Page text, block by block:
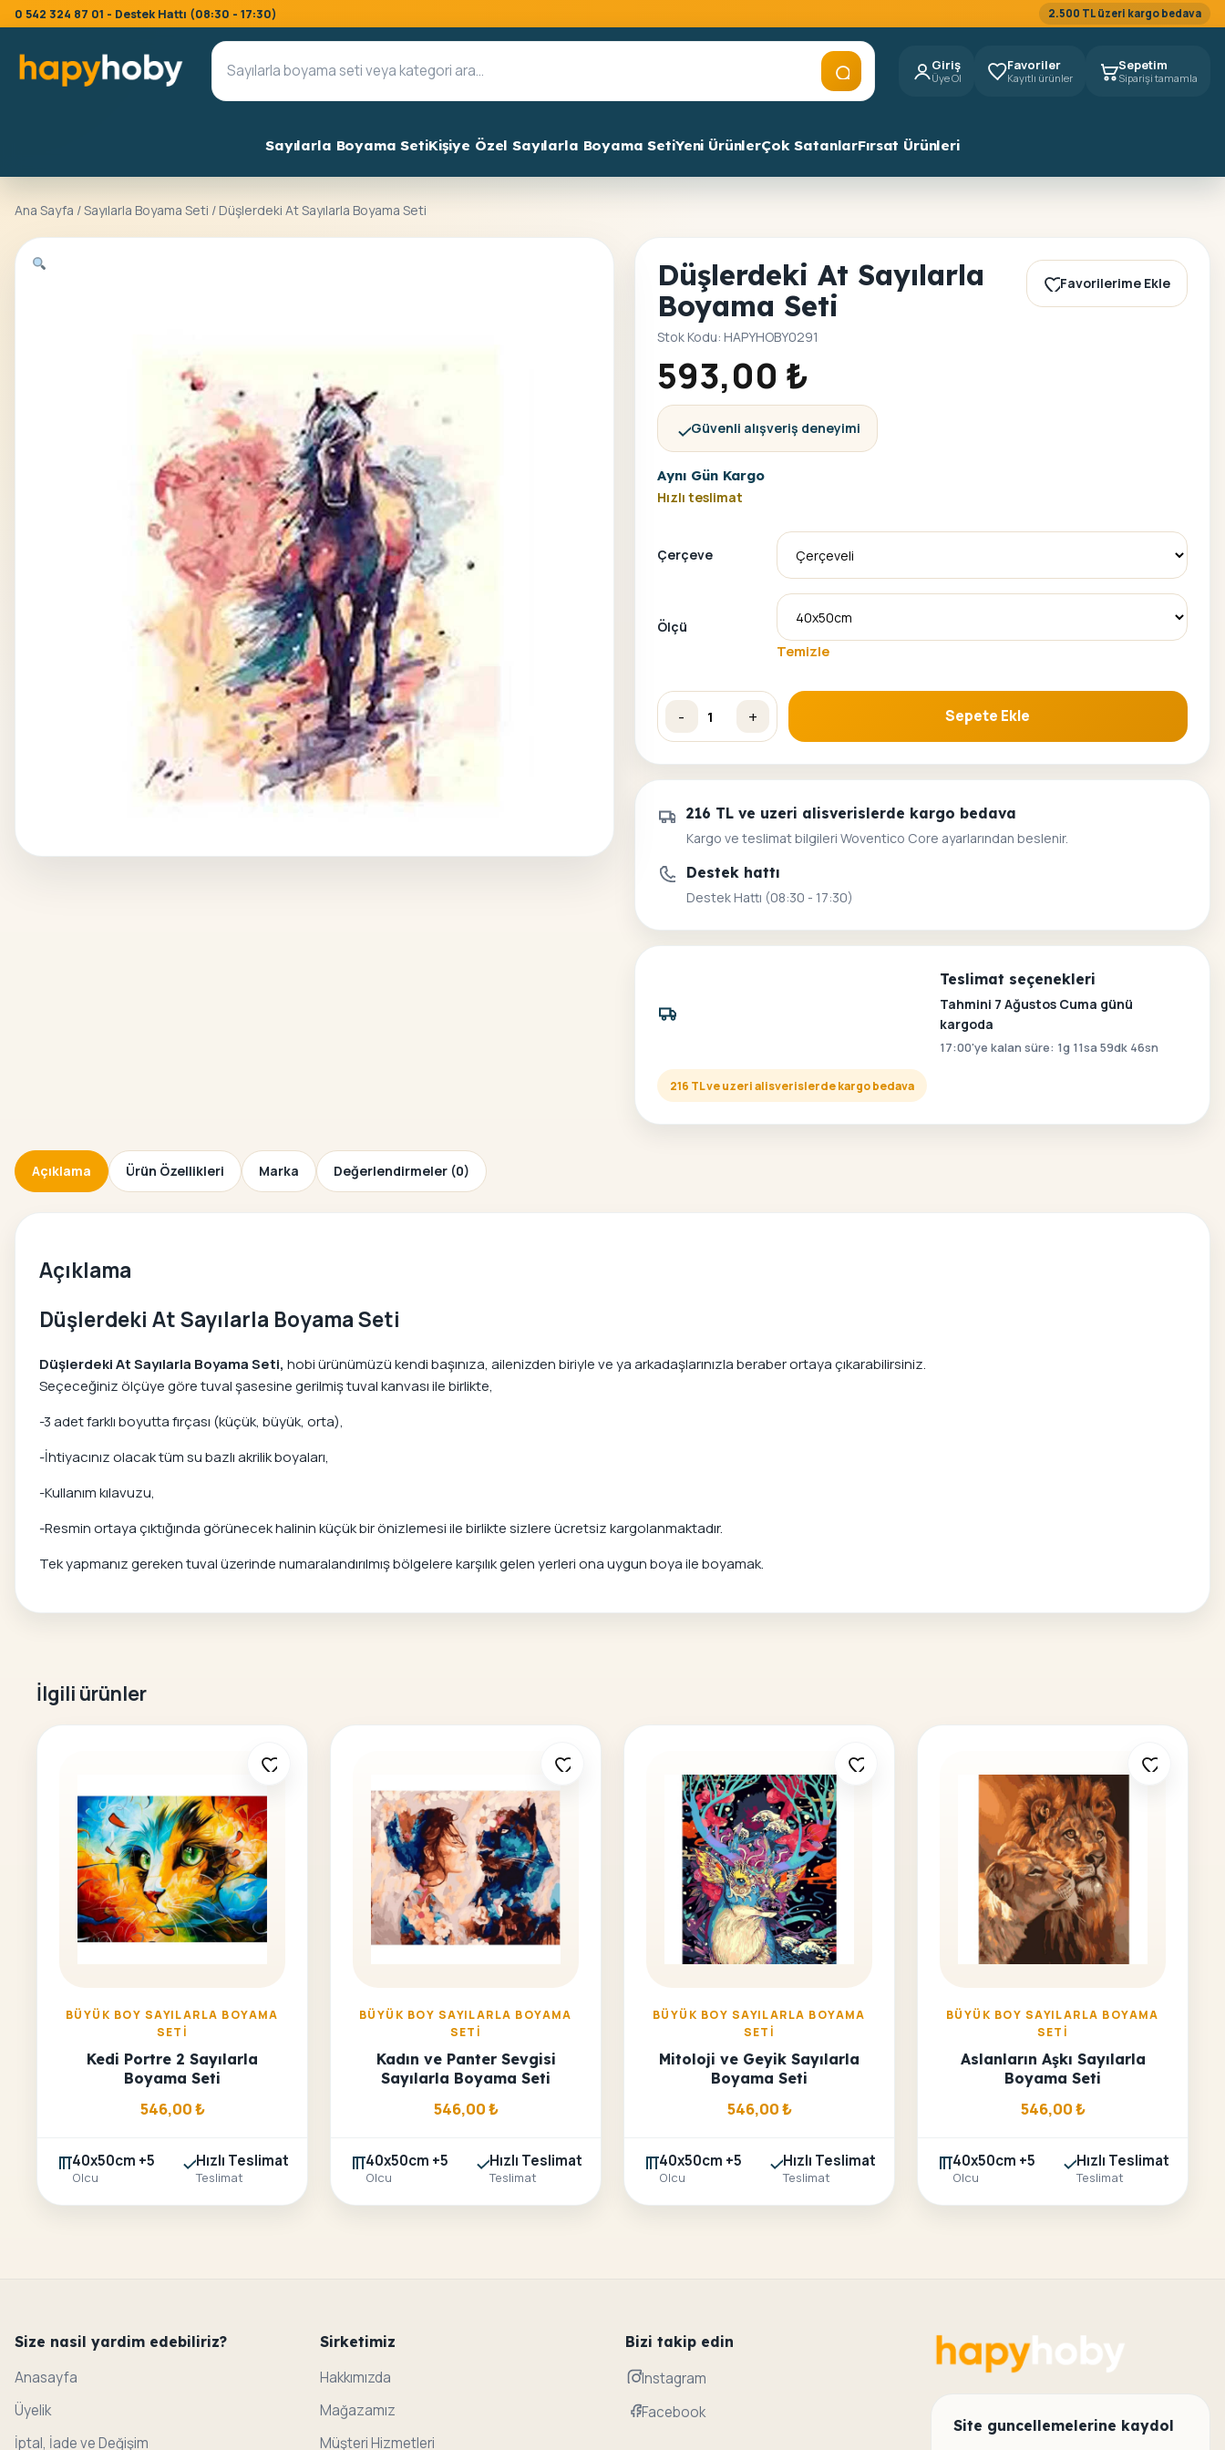
0 542 324 87 01 - Destek Hattı (08:30 - 17:30) 2.500 TL üzeri kargo bedava
Giriş
Üye Ol
Favoriler
Kayıtlı ürünler
Sepetim
Siparişi tamamla
Sayılarla Boyama SetiKişiye Özel Sayılarla Boyama SetiYeni ÜrünlerÇok SatanlarFırsat Ürünleri
Ana Sayfa /Sayılarla Boyama Seti / Düşlerdeki At Sayılarla Boyama Seti
Düşlerdeki At Sayılarla
Boyama Seti
Stok Kodu: HAPYHOBY0291
Favorilerime Ekle
593,00 ₺
Güvenli alışveriş deneyimi
Aynı Gün Kargo
Hızlı teslimat
Çerçeve
Ölçü
Temizle
-
Düşlerdeki At Sayılarla Boyama Seti adet
+ Sepete Ekle
216 TL ve uzeri alisverislerde kargo bedava
Kargo ve teslimat bilgileri Woventico Core ayarlarından beslenir.
Destek hattı
Destek Hattı (08:30 - 17:30)
Teslimat seçenekleri
Tahmini 7 Ağustos Cuma günü
kargoda
17:00'ye kalan süre: 1g 11sa 59dk 45sn
216 TL ve uzeri alisverislerde kargo bedava
Açıklama Ürün Özellikleri Marka Değerlendirmeler (0)
Açıklama
Düşlerdeki At Sayılarla Boyama Seti
Düşlerdeki At Sayılarla Boyama Seti, hobi ürünümüzü kendi başınıza, ailenizden biriyle ve ya arkadaşlarınızla beraber ortaya çıkarabilirsiniz.
Seçeceğiniz ölçüye göre tuval şasesine gerilmiş tuval kanvası ile birlikte,
-3 adet farklı boyutta fırçası (küçük, büyük, orta),
-İhtiyacınız olacak tüm su bazlı akrilik boyaları,
-Kullanım kılavuzu,
-Resmin ortaya çıktığında görünecek halinin küçük bir önizlemesi ile birlikte sizlere ücretsiz kargolanmaktadır.
Tek yapmanız gereken tuval üzerinde numaralandırılmış bölgelere karşılık gelen yerleri ona uygun boya ile boyamak.
İlgili ürünler
BÜYÜK BOY SAYILARLA BOYAMA
SETI
Kedi Portre 2 Sayılarla
Boyama Seti
546,00₺
40x50cm +5
Olcu
Hızlı Teslimat
Teslimat
BÜYÜK BOY SAYILARLA BOYAMA
SETI
Kadın ve Panter Sevgisi
Sayılarla Boyama Seti
546,00₺
40x50cm +5
Olcu
Hızlı Teslimat
Teslimat
BÜYÜK BOY SAYILARLA BOYAMA
SETI
Mitoloji ve Geyik Sayılarla
Boyama Seti
546,00₺
40x50cm +5
Olcu
Hızlı Teslimat
Teslimat
BÜYÜK BOY SAYILARLA BOYAMA
SETI
Aslanların Aşkı Sayılarla
Boyama Seti
546,00₺
40x50cm +5
Olcu
Hızlı Teslimat
Teslimat
Size nasil yardim edebiliriz?
Anasayfa
Üyelik
İptal, İade ve Değişim
Sirketimiz
Hakkımızda
Mağazamız
Müşteri Hizmetleri
Bizi takip edin
Instagram
Facebook
Site guncellemelerine kaydol